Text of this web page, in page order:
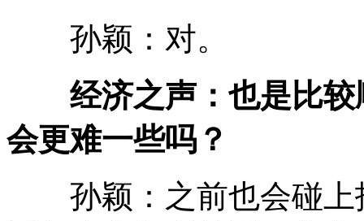
孙颖：对。
经济之声：也是比
会更难一些吗？
孙颖：之前也会碰上